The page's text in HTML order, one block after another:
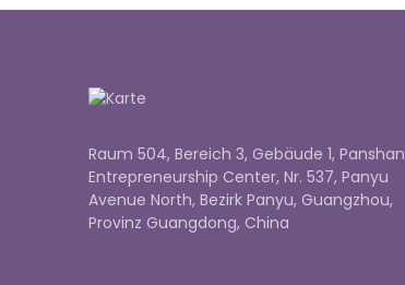
Raum 504, Bereich 3, Gebäude 1, Panshan
Entrepreneurship Center, Nr. 537, Panyu
Avenue North, Bezirk Panyu, Guangzhou,
Provinz Guangdong, China